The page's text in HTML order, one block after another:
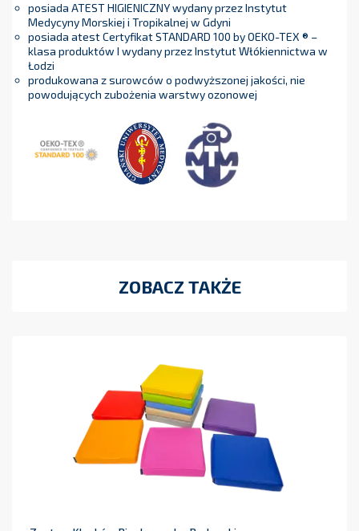
posiada ATEST HIGIENICZNY wydany przez Instytut
Medycyny Morskiej i Tropikalnej w Gdyni
posiada atest Certyfikat STANDARD 100 by OEKO-TEX ® –
klasa produktów I wydany przez Instytut Włókiennictwa w
Łodzi
produkowana z surowców o podwyższonej jakości, nie
powodujących zubożenia warstwy ozonowej
ZOBACZ TAKŻE